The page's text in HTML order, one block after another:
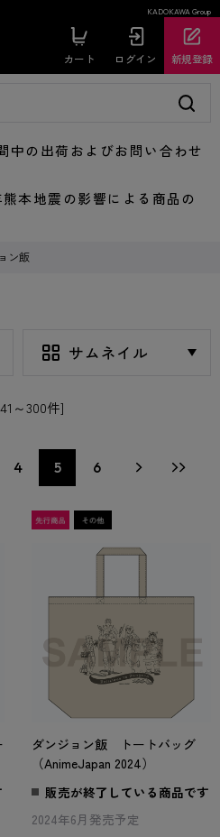
KADOKAWA Group
カート ログイン 新規登録
の出荷およびお問い合わせ
地震の影響による商品の
ン飯
～300件]
4 5 6
ダンジョン飯 トートバッグ
（AnimeJapan 2024）
販売が終了している商品です
2024年6月発売予定